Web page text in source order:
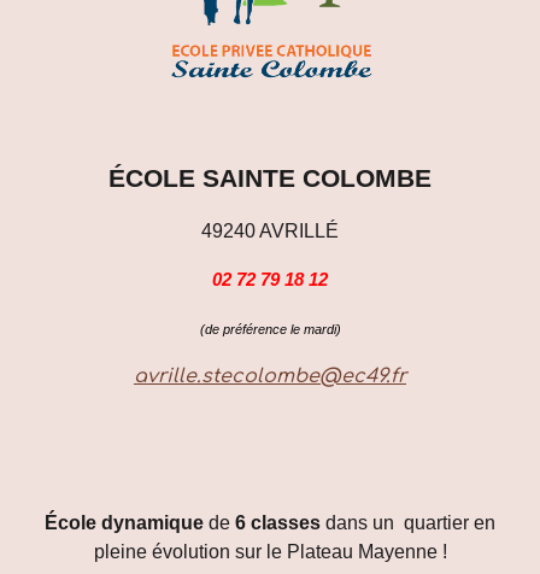
ÉCOLE SAINTE COLOMBE
49240 AVRILLÉ
02 72 79 18 12
(de préférence le mardi)
avrille.stecolombe@ec49.fr
École dynamique de 6 classes dans un quartier en
pleine évolution sur le Plateau Mayenne !